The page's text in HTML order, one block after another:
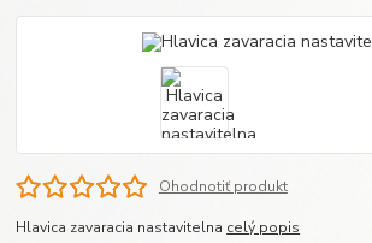
Ohodnotiť produkt
Hlavica zavaracia nastavitelna celý popis